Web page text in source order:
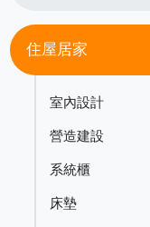
住屋居家
室內設計
營造建設
系統櫃
床墊